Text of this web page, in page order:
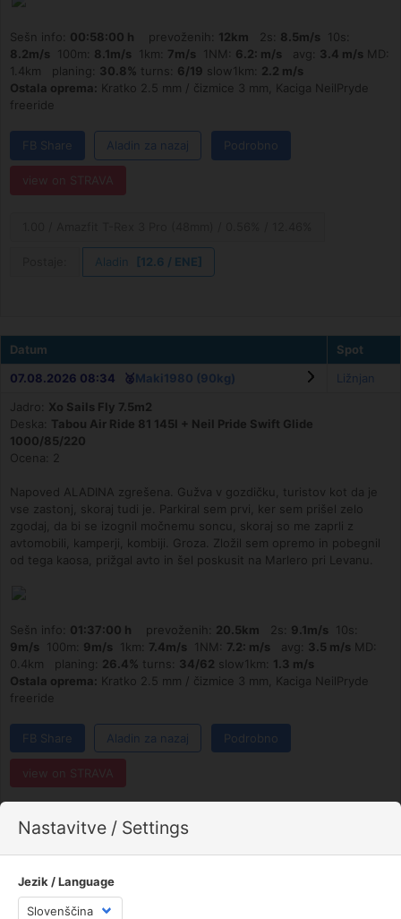
Nastavitve / Settings
Jezik / Language
Sešn info: 00:58:00 h prevoženih: 12km 2s: 8.5m/s 10s:
8.2m/s 100m: 8.1m/s 1km: 7m/s 1NM: 6.2: m/s avg: 3.4 m/s MD:
1.4km planing: 30.8% turns: 6/19 slow1km: 2.2 m/s
Ostala oprema: Kratko 2.5 mm / čizmice 3 mm, Kaciga NeilPryde
freeride
FB Share Aladin za nazaj Podrobno
view on STRAVA
Aladin [12.6 / ENE]
Datum
Spot
07.08.2026 08:34 🥈Maki1980 (90kg)
Ližnjan
Jadro: Xo Sails Fly 7.5m2
Deska: Tabou Air Ride 81 145l + Neil Pride Swift Glide
1000/85/220
Ocena: 2
Napoved ALADINA zgrešena. Gužva v gozdičku, turistov kot da je
vse zastonj, skoraj tudi je. Parkiral sem prvi, ker sem prišel zelo
zgodaj, da bi se izognil močnemu soncu, skoraj so me zaprli z
avtomobili, kamperji, kombiji. Groza. Zložil sem opremo in pobegnil
od tega kaosa, prižgal avto in šel poskusit na Marlero pri Levanu.
Sešn info: 01:37:00 h prevoženih: 20.5km 2s: 9.1m/s 10s:
9m/s 100m: 9m/s 1km: 7.4m/s 1NM: 7.2: m/s avg: 3.5 m/s MD:
0.4km planing: 26.4% turns: 34/62 slow1km: 1.3 m/s
Ostala oprema: Kratko 2.5 mm / čizmice 3 mm, Kaciga NeilPryde
freeride
FB Share Aladin za nazaj Podrobno
view on STRAVA
1.00 / Amazfit T-Rex 3 Pro (48mm) / 0.62% / 8.88%
Postaje: Ližnjan[4.7 / 6.2 / NE]
Sv. Marina[2.4 / 3.7 / S]